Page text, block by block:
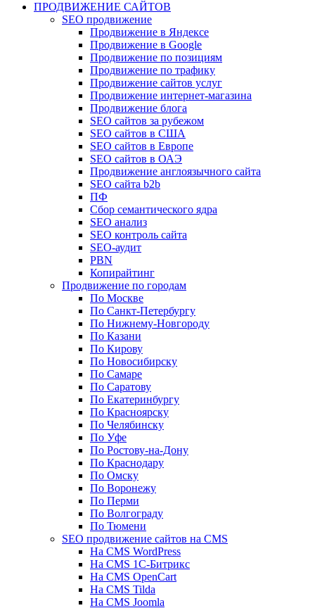
ПРОДВИЖЕНИЕ САЙТОВ
SEO продвижение
Продвижение в Яндексе
Продвижение в Google
Продвижение по позициям
Продвижение по трафику
Продвижение сайтов услуг
Продвижение интернет-магазина
Продвижение блога
SEO сайтов за рубежом
SEO сайтов в США
SEO сайтов в Европе
SEO сайтов в ОАЭ
Продвижение англоязычного сайта
SEO сайта b2b
ПФ
Сбор семантического ядра
SEO анализ
SEO контроль сайта
SEO-аудит
PBN
Копирайтинг
Продвижение по городам
По Москве
По Санкт-Петербургу
По Нижнему-Новгороду
По Казани
По Кирову
По Новосибирску
По Самаре
По Саратову
По Екатеринбургу
По Красноярску
По Челябинску
По Уфе
По Ростову-на-Дону
По Краснодару
По Омску
По Воронежу
По Перми
По Волгограду
По Тюмени
SEO продвижение сайтов на CMS
На CMS WordPress
На CMS 1С-Битрикс
На CMS OpenCart
На CMS Tilda
На CMS Joomla